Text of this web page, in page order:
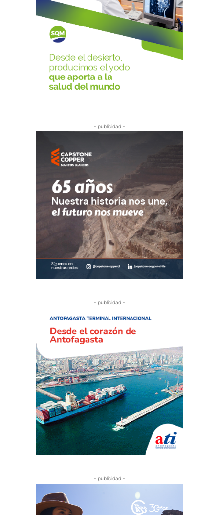
- publicidad -
- publicidad -
- publicidad -